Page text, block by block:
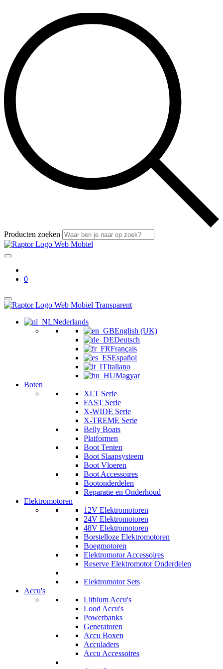
Producten zoeken
0
Nederlands
English (UK)
Deutsch
Français
Español
Italiano
Magyar
Boten
XLT Serie
FAST Serie
X-WIDE Serie
X-TREME Serie
Belly Boats
Platformen
Boot Tenten
Boot Slaapsysteem
Boot Vloeren
Boot Accessoires
Bootonderdelen
Reparatie en Onderhoud
Elektromotoren
12V Elektromotoren
24V Elektromotoren
48V Elektromotoren
Borstelloze Elektromotoren
Boegmotoren
Elektromotor Accessoires
Reserve Elektromotor Onderdelen
Elektromotor Sets
Accu's
Lithium Accu's
Lood Accu's
Powerbanks
Generatoren
Accu Boxen
Acculaders
Accu Accessoires